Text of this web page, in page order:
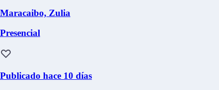
Maracaibo, Zulia
Presencial
Publicado hace 10 días